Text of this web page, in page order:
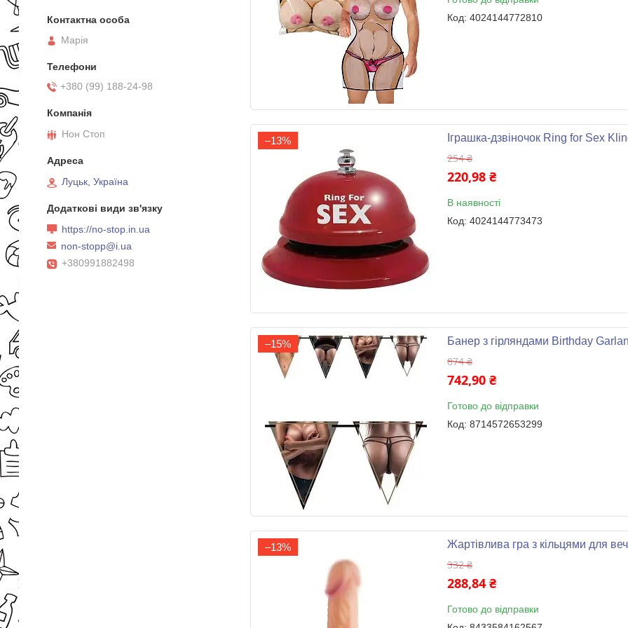
4024144772810
–13% Іграшка-дзвіночок Ring for Sex
254 ₴
220,98 ₴
В наявності
4024144773473
–15% Банер з гірляндами Birthday
874 ₴
742,90 ₴
Готово до відправки
8714572653299
–13% Жартівлива гра з кільцями для
332 ₴
288,84 ₴
Готово до відправки
Марія
+380 (99) 188-24-98
Нон Стоп
Луцьк, Україна
https://no-stop.in.ua
non-stopp@i.ua
+380991882498